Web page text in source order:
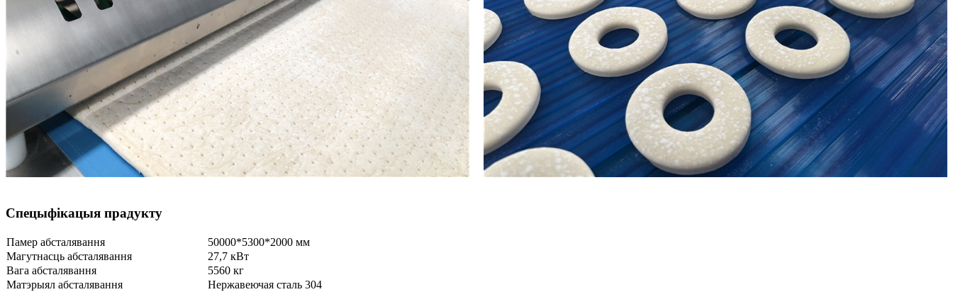
Спецыфікацыя прадукту
Памер абсталявання
50000*5300*2000 мм
Магутнасць абсталявання
27,7 кВт
Вага абсталявання
5560 кг
Матэрыял абсталявання
Нержавеючая сталь 304